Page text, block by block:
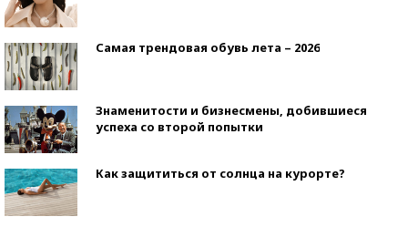
Самая трендовая обувь лета – 2026
Знаменитости и бизнесмены, добившиеся
успеха со второй попытки
Как защититься от солнца на курорте?